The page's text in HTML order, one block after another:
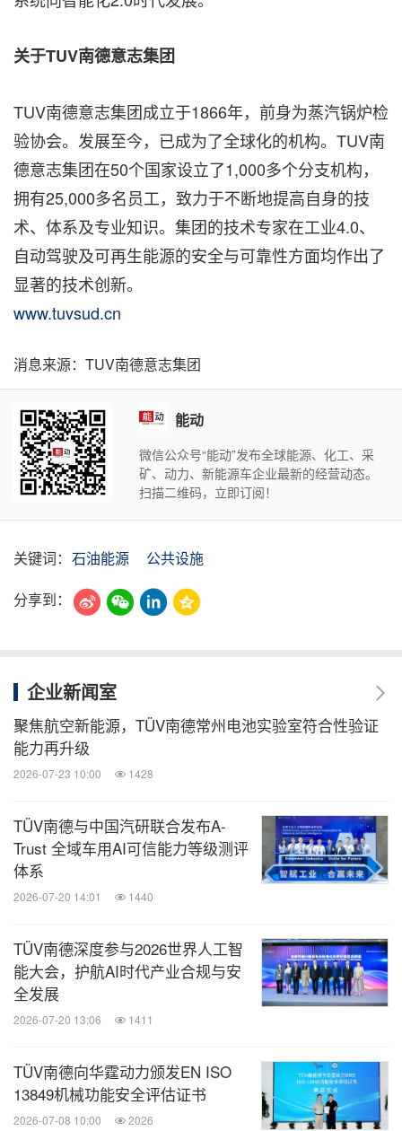
关于TUV南德意志集团
TUV南德意志集团成立于1866年，前身为蒸汽锅炉检
验协会。发展至今，已成为了全球化的机构。 TUV南
德意志集团在50个国家设立了1,000多个分支机构，
拥有25,000多名员工，致力于不断地提高自身的技
术、体系及专业知识。集团的技术专家在工业4.0、
自动驾驶及可再生能源的安全与可靠性方面均作出了
显著的技术创新。
www.tuvsud.cn
消息来源：TUV南德意志集团
能动
微信公众号“能动”发布全球能源、化工、采
矿、动力、新能源车企业最新的经营动态。
扫描二维码，立即订阅！
关键词： 石油能源
公共设施
分享到：
企业新闻室
聚焦航空新能源，TÜV南德常州电池实验室符合性验证
能力再升级
2026-07-23 10:00 1428
TÜV南德与中国汽研联合发布A-
Trust 全域车用AI可信能力等级测评
体系
2026-07-20 14:01 1440
TÜV南德深度参与2026世界人工智
能大会，护航AI时代产业合规与安
全发展
2026-07-20 13:06 1411
TÜV南德向华霆动力颁发EN ISO
13849机械功能安全评估证书
2026-07-08 10:00 2026